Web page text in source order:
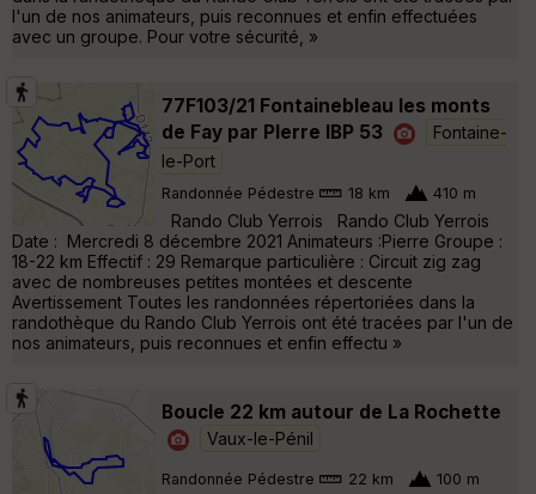
l'un de nos animateurs, puis reconnues et enfin effectuées
avec un groupe. Pour votre sécurité, »
77F103/21 Fontainebleau les monts
de Fay par PIerre IBP 53
Fontaine-
le-Port
Randonnée Pédestre 18 km 410 m
Rando Club Yerrois Rando Club Yerrois
Date : Mercredi 8 décembre 2021 Animateurs :Pierre Groupe :
18-22 km Effectif : 29 Remarque particulière : Circuit zig zag
avec de nombreuses petites montées et descente
Avertissement Toutes les randonnées répertoriées dans la
randothèque du Rando Club Yerrois ont été tracées par l'un de
nos animateurs, puis reconnues et enfin effectu »
Boucle 22 km autour de La Rochette
Vaux-le-Pénil
Randonnée Pédestre 22 km 100 m